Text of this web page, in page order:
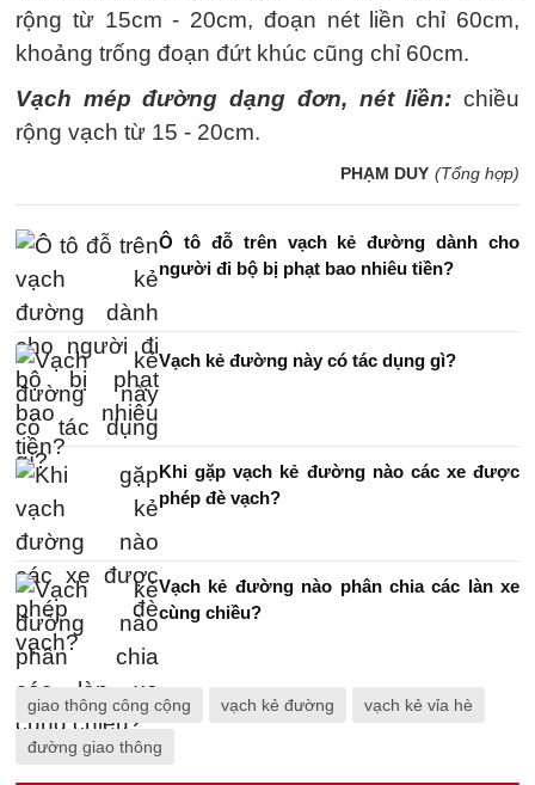
rộng từ 15cm - 20cm, đoạn nét liền chỉ 60cm,
khoảng trống đoạn đứt khúc cũng chỉ 60cm.
Vạch mép đường dạng đơn, nét liền: chiều
rộng vạch từ 15 - 20cm.
PHẠM DUY (Tổng hợp)
Ô tô đỗ trên vạch kẻ đường dành cho
người đi bộ bị phạt bao nhiêu tiền?
Vạch kẻ đường này có tác dụng gì?
Khi gặp vạch kẻ đường nào các xe được
phép đè vạch?
Vạch kẻ đường nào phân chia các làn xe
cùng chiều?
giao thông công cộng vạch kẻ đường vạch kẻ vỉa hè
đường giao thông